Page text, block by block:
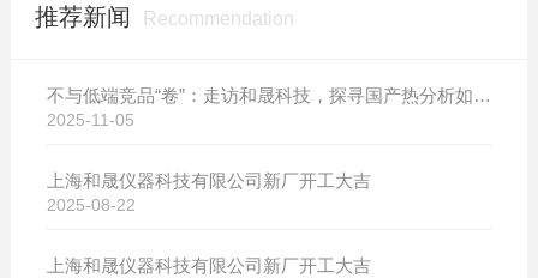
推荐新闻 Recommendation
不与低端竞品“卷”：走访和晟科技，探寻国产热分析如何行稳致远
2025-11-05
上海和晟仪器科技有限公司新厂开工大吉
2025-08-22
上海和晟仪器科技有限公司新厂开工大吉